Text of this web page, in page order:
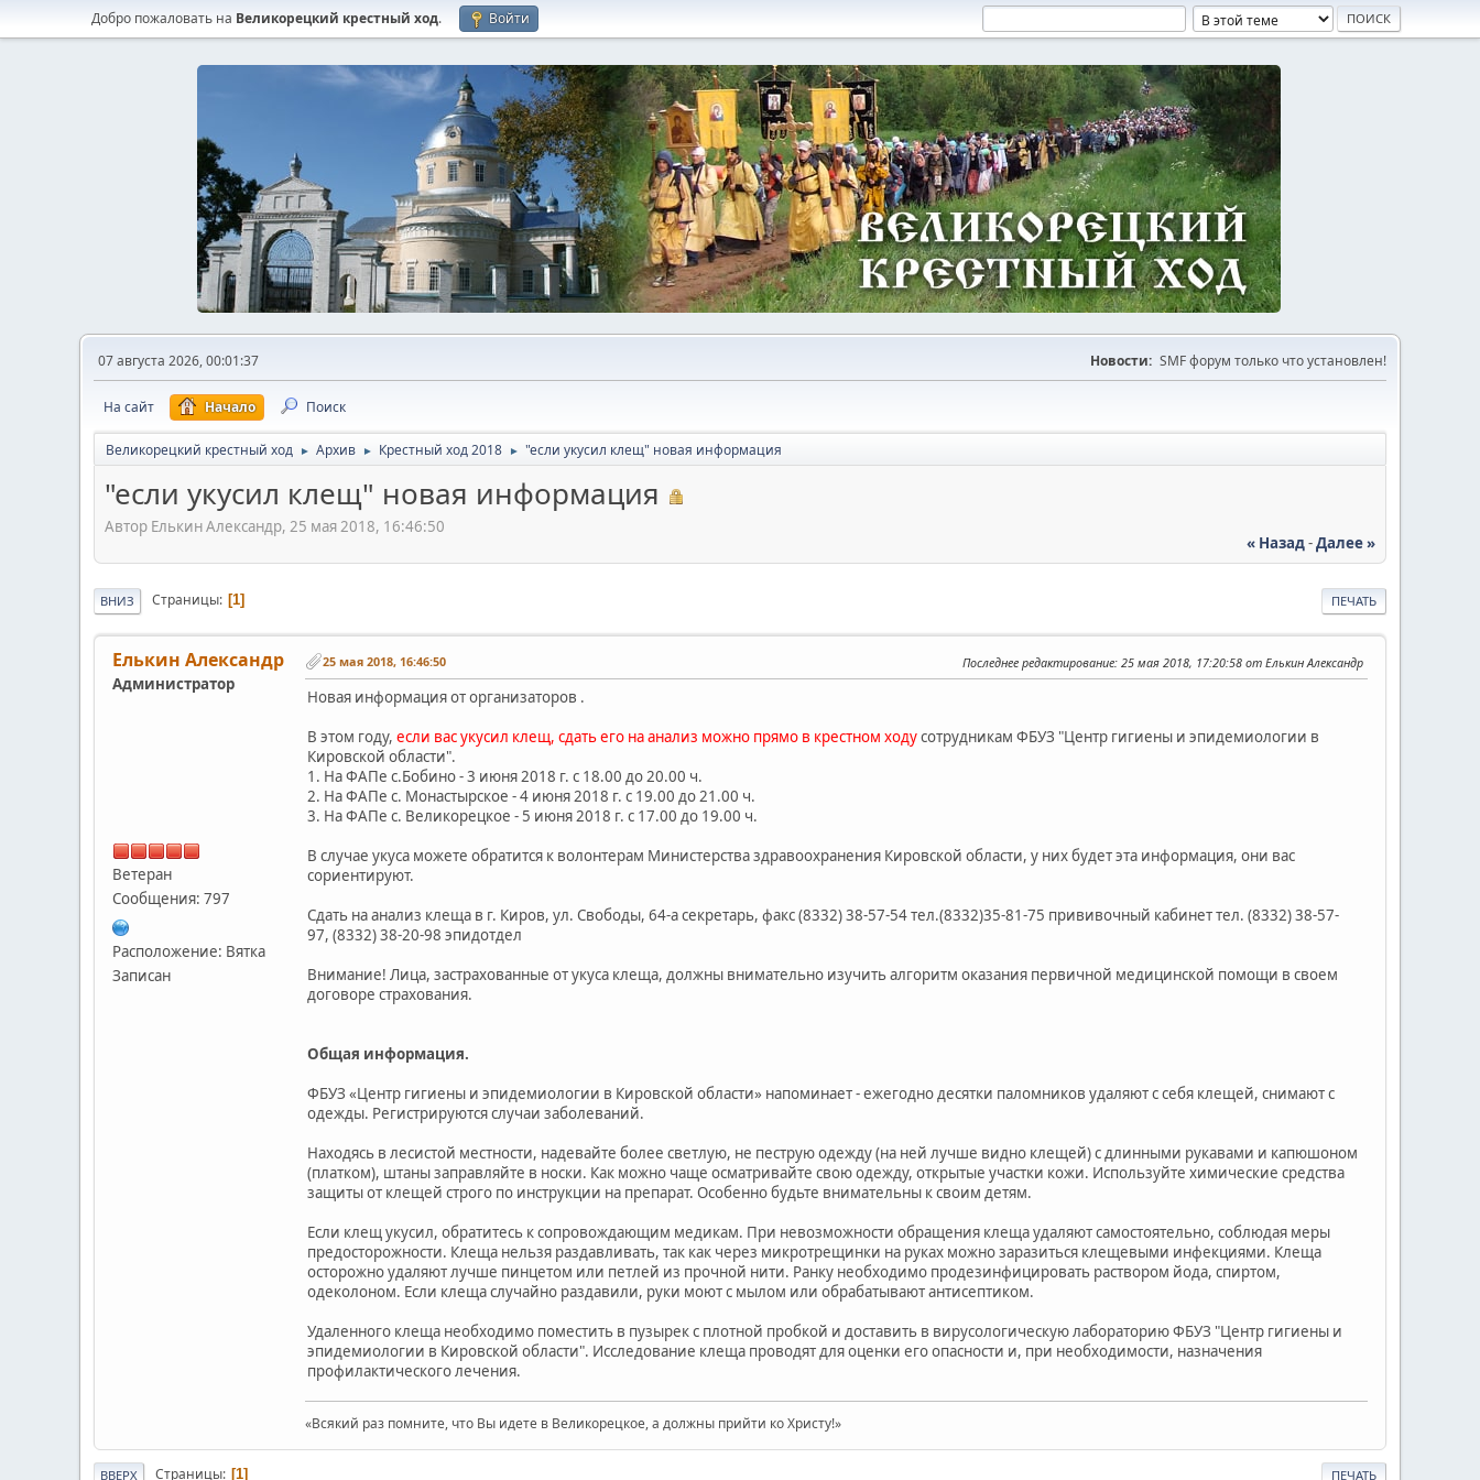
Добро пожаловать на Великорецкий крестный ход. Войти
07 августа 2026, 00:01:37 Новости: SMF форум только что установлен!
На сайт Начало Поиск
Великорецкий крестный ход ► Архив ► Крестный ход 2018 ► "если укусил клещ" новая информация
"если укусил клещ" новая информация
Автор Елькин Александр, 25 мая 2018, 16:46:50
« Назад-Далее »
ПЕЧАТЬ
ВНИЗ Страницы 1
Елькин Александр
Администратор
Ветеран
Сообщения: 797
Расположение: Вятка
Записан
25 мая 2018, 16:46:50 Последнее редактирование: 25 мая 2018, 17:20:58 от Елькин Александр
Новая информация от организаторов .
В этом году, если вас укусил клещ, сдать его на анализ можно прямо в крестном ходусотрудникам ФБУЗ "Центр гигиены и эпидемиологии в
Кировской области".
1. На ФАПе с.Бобино - 3 июня 2018 г. с 18.00 до 20.00 ч.
2. На ФАПе с. Монастырское - 4 июня 2018 г. с 19.00 до 21.00 ч.
3. На ФАПе с. Великорецкое - 5 июня 2018 г. с 17.00 до 19.00 ч.
В случае укуса можете обратится к волонтерам Министерства здравоохранения Кировской области, у них будет эта информация, они вас
сориентируют.
Сдать на анализ клеща в г. Киров, ул. Свободы, 64-а секретарь, факс (8332) 38-57-54 тел.(8332)35-81-75 прививочный кабинет тел. (8332) 38-57-
97, (8332) 38-20-98 эпидотдел
Внимание! Лица, застрахованные от укуса клеща, должны внимательно изучить алгоритм оказания первичной медицинской помощи в своем
договоре страхования.
Общая информация.
ФБУЗ «Центр гигиены и эпидемиологии в Кировской области» напоминает - ежегодно десятки паломников удаляют с себя клещей, снимают с
одежды. Регистрируются случаи заболеваний.
Находясь в лесистой местности, надевайте более светлую, не пеструю одежду (на ней лучше видно клещей) с длинными рукавами и капюшоном
(платком), штаны заправляйте в носки. Как можно чаще осматривайте свою одежду, открытые участки кожи. Используйте химические средства
защиты от клещей строго по инструкции на препарат. Особенно будьте внимательны к своим детям.
Если клещ укусил, обратитесь к сопровождающим медикам. При невозможности обращения клеща удаляют самостоятельно, соблюдая меры
предосторожности. Клеща нельзя раздавливать, так как через микротрещинки на руках можно заразиться клещевыми инфекциями. Клеща
осторожно удаляют лучше пинцетом или петлей из прочной нити. Ранку необходимо продезинфицировать раствором йода, спиртом,
одеколоном. Если клеща случайно раздавили, руки моют с мылом или обрабатывают антисептиком.
Удаленного клеща необходимо поместить в пузырек с плотной пробкой и доставить в вирусологическую лабораторию ФБУЗ "Центр гигиены и
эпидемиологии в Кировской области". Исследование клеща проводят для оценки его опасности и, при необходимости, назначения
профилактического лечения.
«Всякий раз помните, что Вы идете в Великорецкое, а должны прийти ко Христу!»
ПЕЧАТЬ
ВВЕРХ Страницы 1